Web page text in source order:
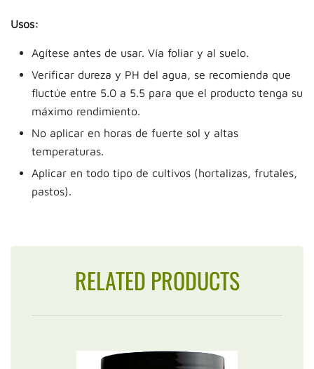
Usos:
Agítese antes de usar. Vía foliar y al suelo.
Verificar dureza y PH del agua, se recomienda que
fluctúe entre 5.0 a 5.5 para que el producto tenga su
máximo rendimiento.
No aplicar en horas de fuerte sol y altas
temperaturas.
Aplicar en todo tipo de cultivos (hortalizas, frutales,
pastos).
RELATED PRODUCTS